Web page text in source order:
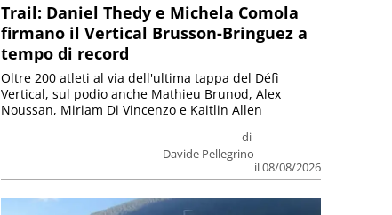
Trail: Daniel Thedy e Michela Comola
firmano il Vertical Brusson-Bringuez a
tempo di record
di
Davide Pellegrino
il 08/08/2026
Oltre 200 atleti al via dell'ultima tappa del Défì
Vertical, sul podio anche Mathieu Brunod, Alex
Noussan, Miriam Di Vincenzo e Kaitlin Allen